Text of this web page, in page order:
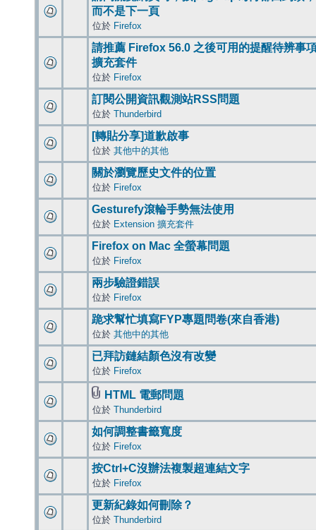
而不是下一頁
位於 Firefox
請推薦 Firefox 56.0 之後可用的提醒待辨事
擴充套件
位於 Firefox
訂閱公開資訊觀測站RSS問題
位於 Thunderbird
[轉貼分享]道歉啟事
位於 其他中的其他
關於瀏覽歷史文件的位置
位於 Firefox
Gesturefy滾輪手勢無法使用
位於 Extension 擴充套件
Firefox on Mac 全螢幕問題
位於 Firefox
兩步驗證錯誤
位於 Firefox
跪求幫忙填寫FYP專題問卷(來自香港)
位於 其他中的其他
已拜訪鏈結顏色沒有改變
位於 Firefox
HTML 電郵問題
位於 Thunderbird
如何調整書籤寬度
位於 Firefox
按Ctrl+C沒辦法複製超連結文字
位於 Firefox
更新紀錄如何刪除？
位於 Thunderbird